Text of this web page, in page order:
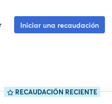
Iniciar una recaudación
RECAUDACIÓN RECIENTE